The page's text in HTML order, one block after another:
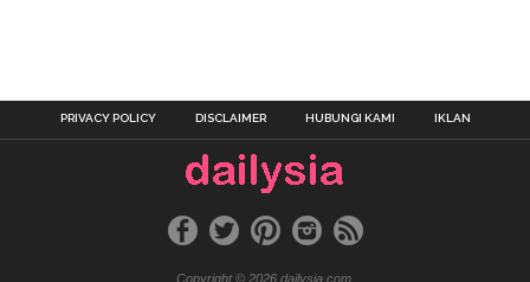
PRIVACY POLICY DISCLAIMER HUBUNGI KAMI IKLAN
Copyright © 2026 dailysia.com.